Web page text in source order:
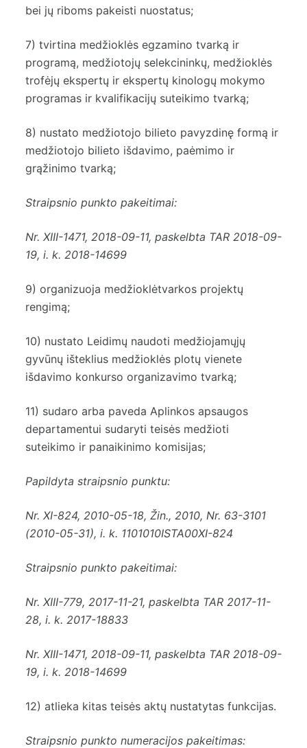
bei jų riboms pakeisti nuostatus;
7) tvirtina medžioklės egzamino tvarką ir
programą, medžiotojų selekcininkų, medžioklės
trofėjų ekspertų ir ekspertų kinologų mokymo
programas ir kvalifikacijų suteikimo tvarką;
8) nustato medžiotojo bilieto pavyzdinę formą ir
medžiotojo bilieto išdavimo, paėmimo ir
grąžinimo tvarką;
Straipsnio punkto pakeitimai:
Nr. XIII-1471, 2018-09-11, paskelbta TAR 2018-09-
19, i. k. 2018-14699
9) organizuoja medžioklėtvarkos projektų
rengimą;
10) nustato Leidimų naudoti medžiojamųjų
gyvūnų išteklius medžioklės plotų vienete
išdavimo konkurso organizavimo tvarką;
11) sudaro arba paveda Aplinkos apsaugos
departamentui sudaryti teisės medžioti
suteikimo ir panaikinimo komisijas;
Papildyta straipsnio punktu:
Nr. XI-824, 2010-05-18, Žin., 2010, Nr. 63-3101
(2010-05-31), i. k. 1101010ISTA00XI-824
Straipsnio punkto pakeitimai:
Nr. XIII-779, 2017-11-21, paskelbta TAR 2017-11-
28, i. k. 2017-18833
Nr. XIII-1471, 2018-09-11, paskelbta TAR 2018-09-
19, i. k. 2018-14699
12) atlieka kitas teisės aktų nustatytas funkcijas.
Straipsnio punkto numeracijos pakeitimas: